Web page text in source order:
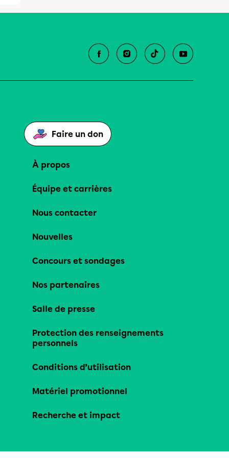
Faire un don
À propos
Équipe et carrières
Nous contacter
Nouvelles
Concours et sondages
Nos partenaires
Salle de presse
Protection des renseignements
personnels
Conditions d’utilisation
Matériel promotionnel
Recherche et impact